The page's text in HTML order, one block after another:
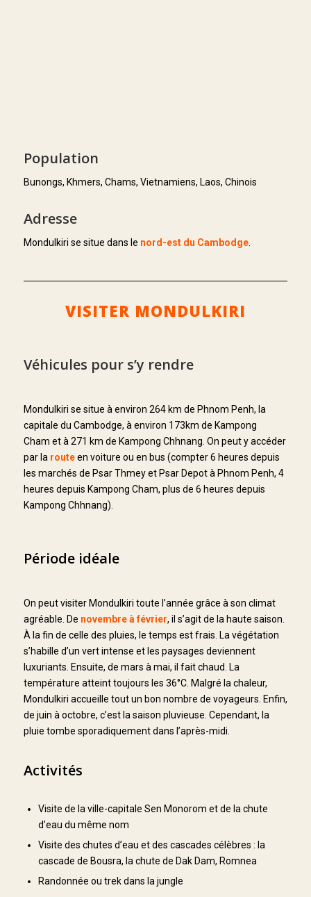
Population
Bunongs, Khmers, Chams, Vietnamiens, Laos, Chinois
Adresse
Mondulkiri se situe dans le nord-est du Cambodge.
VISITER MONDULKIRI
Véhicules pour s’y rendre
Mondulkiri se situe à environ 264 km de Phnom Penh, la
capitale du Cambodge, à environ 173km de Kampong
Cham et à 271 km de Kampong Chhnang. On peut y accéder
par la routeen voiture ou en bus (compter 6 heures depuis
les marchés de Psar Thmey et Psar Depot à Phnom Penh, 4
heures depuis Kampong Cham, plus de 6 heures depuis
Kampong Chhnang).
Période idéale
On peut visiter Mondulkiri toute l’année grâce à son climat
agréable. De novembre à février, il s’agit de la haute saison.
À la fin de celle des pluies, le temps est frais. La végétation
s’habille d’un vert intense et les paysages deviennent
luxuriants. Ensuite, de mars à mai, il fait chaud. La
température atteint toujours les 36°C. Malgré la chaleur,
Mondulkiri accueille tout un bon nombre de voyageurs. Enfin,
de juin à octobre, c’est la saison pluvieuse. Cependant, la
pluie tombe sporadiquement dans l’après-midi.
Activités
Visite de la ville-capitale Sen Monorom et de la chute
d’eau du même nom
Visite des chutes d’eau et des cascades célèbres : la
cascade de Bousra, la chute de Dak Dam, Romnea
Randonnée ou trek dans la jungle